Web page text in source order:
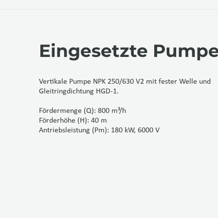
Eingesetzte
Vertikale Pumpe NPK 250/630 V2 mit fester Welle und
Gleitringdichtung HGD-1.
Fördermenge (Q): 800 m³/h
Förderhöhe (H): 40 m
Antriebsleistung (Pm): 180 kW, 6000 V